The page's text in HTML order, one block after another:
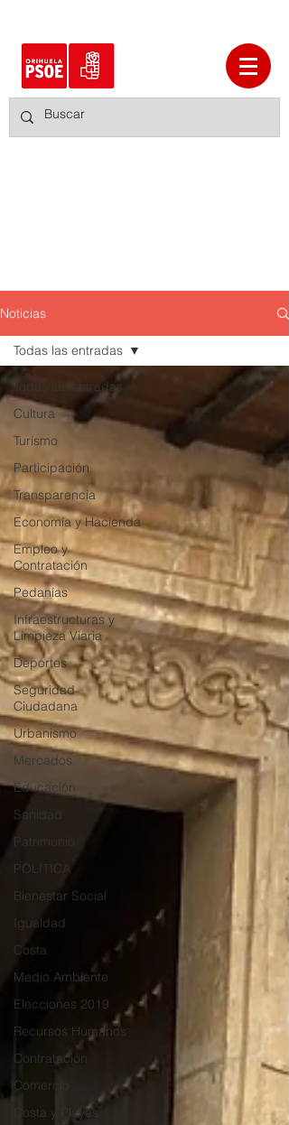
Noticias
Todas las entradas
Cultura
Turismo
Participación
Transparencia
Economía y Hacienda
Empleo y
Contratación
Pedanías
Infraestructuras y
Limpieza Viaria
Deportes
Seguridad
Ciudadana
Urbanismo
Mercados
Educación
Sanidad
Patrimonio
POLÍTICA
Bienestar Social
Igualdad
Costa
Medio Ambiente
Elecciones 2019
Recursos Humanos
Contratación
Comercio
Costa y Playas
Todas las entradas